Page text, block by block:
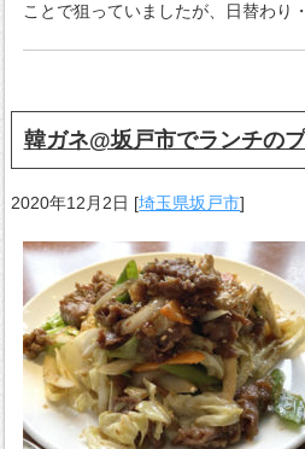
ことで狙っていましたが、日替わり
韓ガネ@坂戸市でランチの
2020年12月2日 [埼玉県坂戸市]